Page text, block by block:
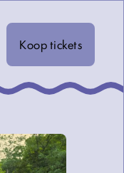
Koop tickets